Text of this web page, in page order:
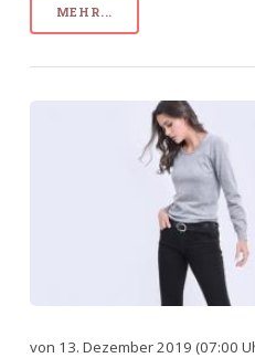
MEHR...
von 13. Dezember 2019 (07:00